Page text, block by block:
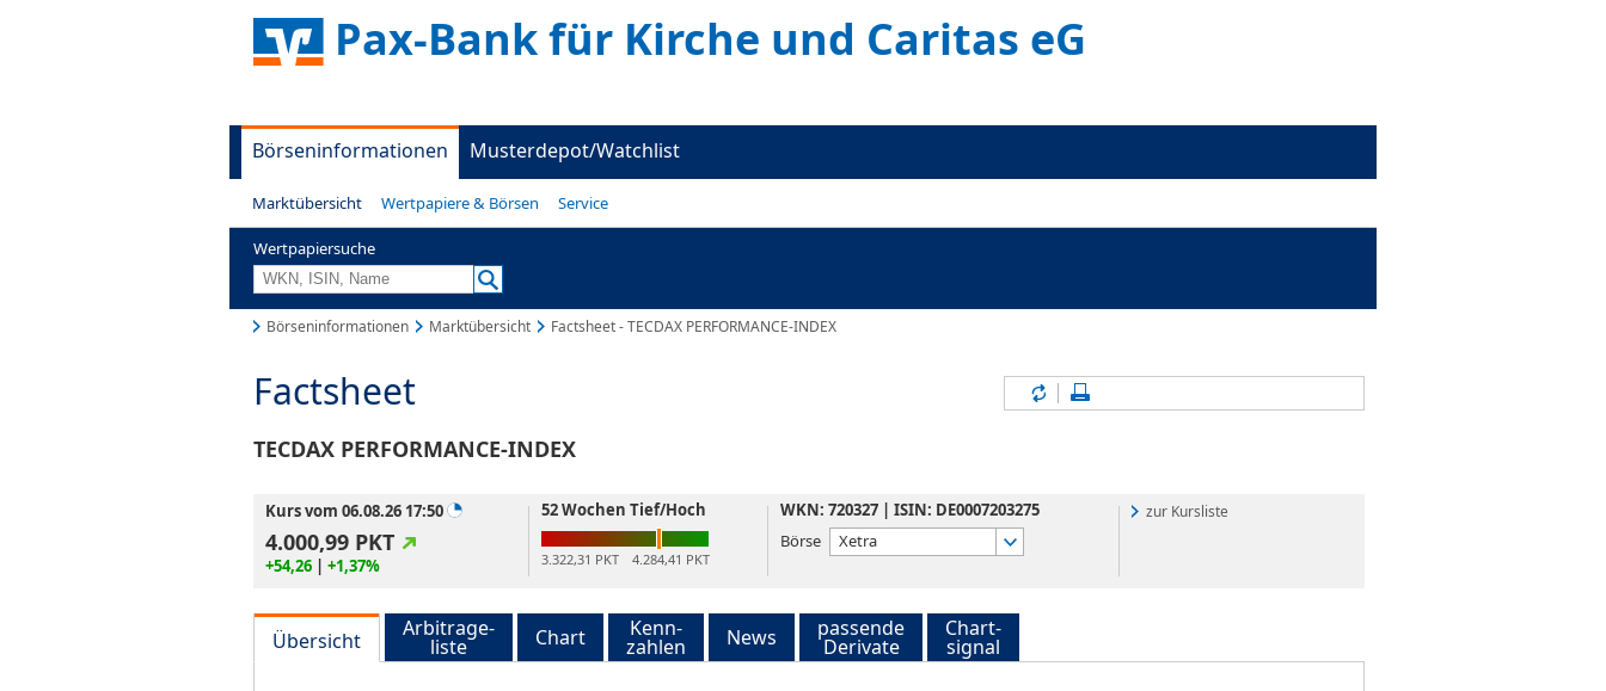
Pax-Bank für Kirche und Caritas eG
Börseninformationen Musterdepot/Watchlist
Marktübersicht Wertpapiere & Börsen Service
Wertpapiersuche
Börseninformationen Marktübersicht Factsheet - TECDAX PERFORMANCE-INDEX
Factsheet
TECDAX PERFORMANCE-INDEX
Inhalte aktualisieren
Kurs vom 06.08.26 17:50
4.000,99 PKT
+54,26 | +1,37%
52 Wochen Tief/Hoch
3.322,31 PKT 4.284,41 PKT
WKN: 720327 | ISIN: DE0007203275
Börse
Xetra
zur Kursliste
Übersicht Arbitrage-
liste Chart Kenn-
zahlen News passende
Derivate
Chart-
signal